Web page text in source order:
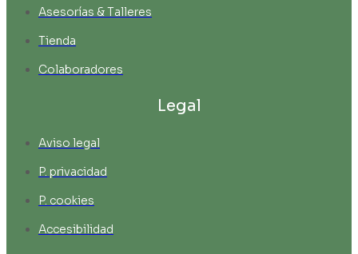
Asesorías & Talleres
Tienda
Colaboradores
Legal
Aviso legal
P. privacidad
P. cookies
Accesibilidad